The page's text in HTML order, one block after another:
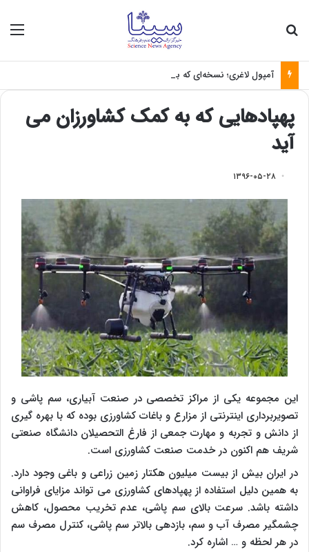
آمپول لاغری؛ نسخه‌ای که بدون تغذیه خطرناک می‌شود
پهپادهایی که به کمک کشاورزان می
آید
۱۳۹۶-۰۵-۲۸
این مجموعه یکی از مراکز تخصصی در صنعت آبیاری، سم پاشی و
تصویربرداری اینترنتی از مزارع و باغات کشاورزی بوده که با بهره گیری
از دانش و تجربه و مهارت جمعی از فارغ التحصیلان دانشگاه صنعتی
شریف هم اکنون در خدمت صنعت کشاورزی است.
در ایران بیش از بیست میلیون هکتار زمین زراعی و باغی وجود دارد.
به همین دلیل استفاده از پهپادهای کشاورزی می تواند مزایای فراوانی
داشته باشد. سرعت بالای سم پاشی، عدم تخریب محصول، کاهش
چشمگیر مصرف آب و سم، بازدهی بالاتر سم پاشی، کنترل مصرف سم
در هر لحظه و … اشاره کرد.